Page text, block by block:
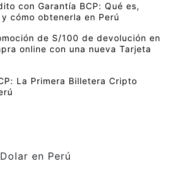
con Garantía BCP: Qué es,
cómo obtenerla en Perú
de S/100 de devolución en
online con una nueva Tarjeta
La Primera Billetera Cripto
en Perú